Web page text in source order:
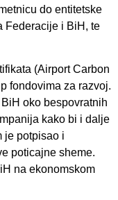
do entitetske
Federacije i BiH, te
(Airport Carbon
fondovima za razvoj.
oko bespovratnih
kako bi i dalje
je potpisao i
poticajne sheme.
na ekonomskom